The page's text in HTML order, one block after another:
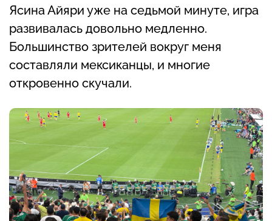
Ясина Айяри уже на седьмой минуте, игра
развивалась довольно медленно.
Большинство зрителей вокруг меня
составляли мексиканцы, и многие
откровенно скучали.